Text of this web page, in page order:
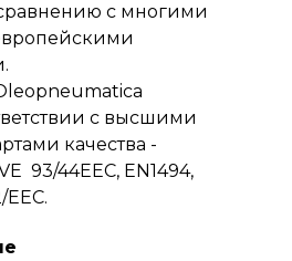
с многими
с высшими
качества -
93/44EEC, EN1494,